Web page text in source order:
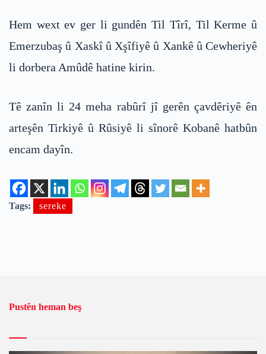
Hem wext ev ger li gundên Til Tîrî, Til Kerme û
Emerzubaş û Xaskî û Xşîfiyê û Xankê û Cewheriyê
li dorbera Amûdê hatine kirin.
Tê zanîn li 24 meha rabûrî jî gerên çavdêriyê ên
arteşên Tirkiyê û Rûsiyê li sînorê Kobanê hatbûn
encam dayîn.
Tags: sereke
Pustên heman beş